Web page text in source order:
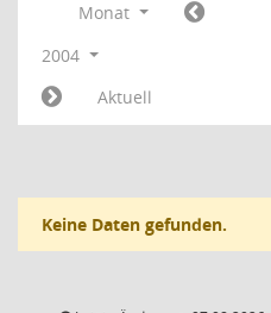
Monat
2004
Aktuell
Keine Daten gefunden.